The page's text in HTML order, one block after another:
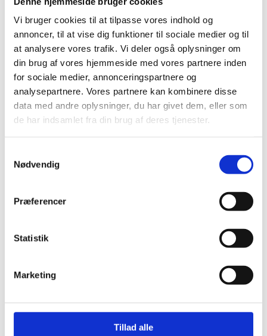
Vi bruger cookies til at tilpasse vores indhold og
annoncer, til at vise dig funktioner til sociale medier og til
at analysere vores trafik. Vi deler også oplysninger om
din brug af vores hjemmeside med vores partnere inden
for sociale medier, annonceringspartnere og
analysepartnere. Vores partnere kan kombinere disse
data med andre oplysninger, du har givet dem, eller som
de har indsamlet fra din brug af deres tjenester.
Nødvendig
Præferencer
Statistik
Marketing
Tillad alle
skal du skrue ventilhætten af og herefter sætte
måleren på ventilen. Husk at holde den tæt, så
du er sikker på, at luften ikke siver ud af dækket.
Så snart måleren er sat på, vil dæktrykket på
lastbilen kunne aflæses på skalaen. Som nævnt
ovenfor, er det en god ide at måle dæktrykket en
gang om måneden. Hvis du vil slippe for at skulle
huske på at måle dæktrykket fra tid til anden, så
kan du med fordel gøre brug af endæktrykmåler
som BPW AirSave. Den sørger nemlig for at måle
kørslen.
AirSave
om, hvorvidt lastbilen har det korrekte dæktryk.
Det bliver nemlig sporet automatisk og løbende
under kørslen. Skulle trykket ikke ligge på det
ønskede niveau, så vil det automatisk blive
justeret via den monterede kontrolboks med